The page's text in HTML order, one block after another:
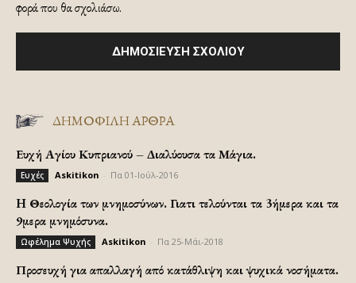
φορά που θα σχολιάσω.
ΔΗΜΟΦΙΛΗ ΑΡΘΡΑ
Ευχή Αγίου Κυπριανού – Διαλύουσα τα Μάγια.
Ευχές Askitikon Πα 01-Ιούλ-2016
H Θεολογία των μνημοσύνων. Γιατι τελούνται τα 3ήμερα και τα
9μερα μνημόσυνα.
Ωφέλημα Ψυχής Askitikon Πα 25-Μάι-2018
Προσευχή για απαλλαγή από κατάθλιψη και ψυχικά νοσήματα.